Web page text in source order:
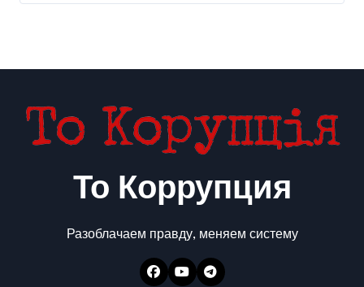
То Коррупция
Разоблачаем правду, меняем систему